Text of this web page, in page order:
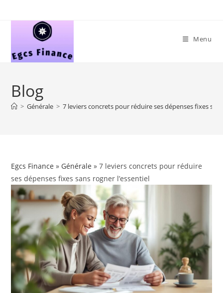
Menu
Blog
> Générale > 7 leviers concrets pour réduire ses dépenses fixes
Egcs Finance » Générale » 7 leviers concrets pour réduire
ses dépenses fixes sans rogner l’essentiel